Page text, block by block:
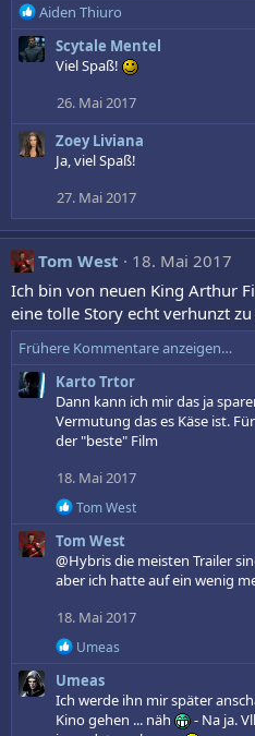
R
e
a
o
n
Aiden Thiuro
Scytale Mentel
Viel Spaß!
26. Mai 2017
Zoey Liviana
Ja, viel Spaß!
27. Mai 2017
Tom West
18. Mai 2017
Ich bin von neuen King Arthur
eine tolle Story echt verhunzt
Frühere Kommentare anzeigen…
Karto Trtor
Dann kann ich mir das ja
Vermutung das es Käse ist.
der "beste" Film
18. Mai 2017
R
e
a
k
t
o
n
e
n
:
Tom West
Tom West
@Hybris die meisten Trailer
aber ich hatte auf ein wenig
18. Mai 2017
R
e
a
k
t
Umeas
Umeas
Ich werde ihn mir später
Kino gehen ... näh
- Na ja.